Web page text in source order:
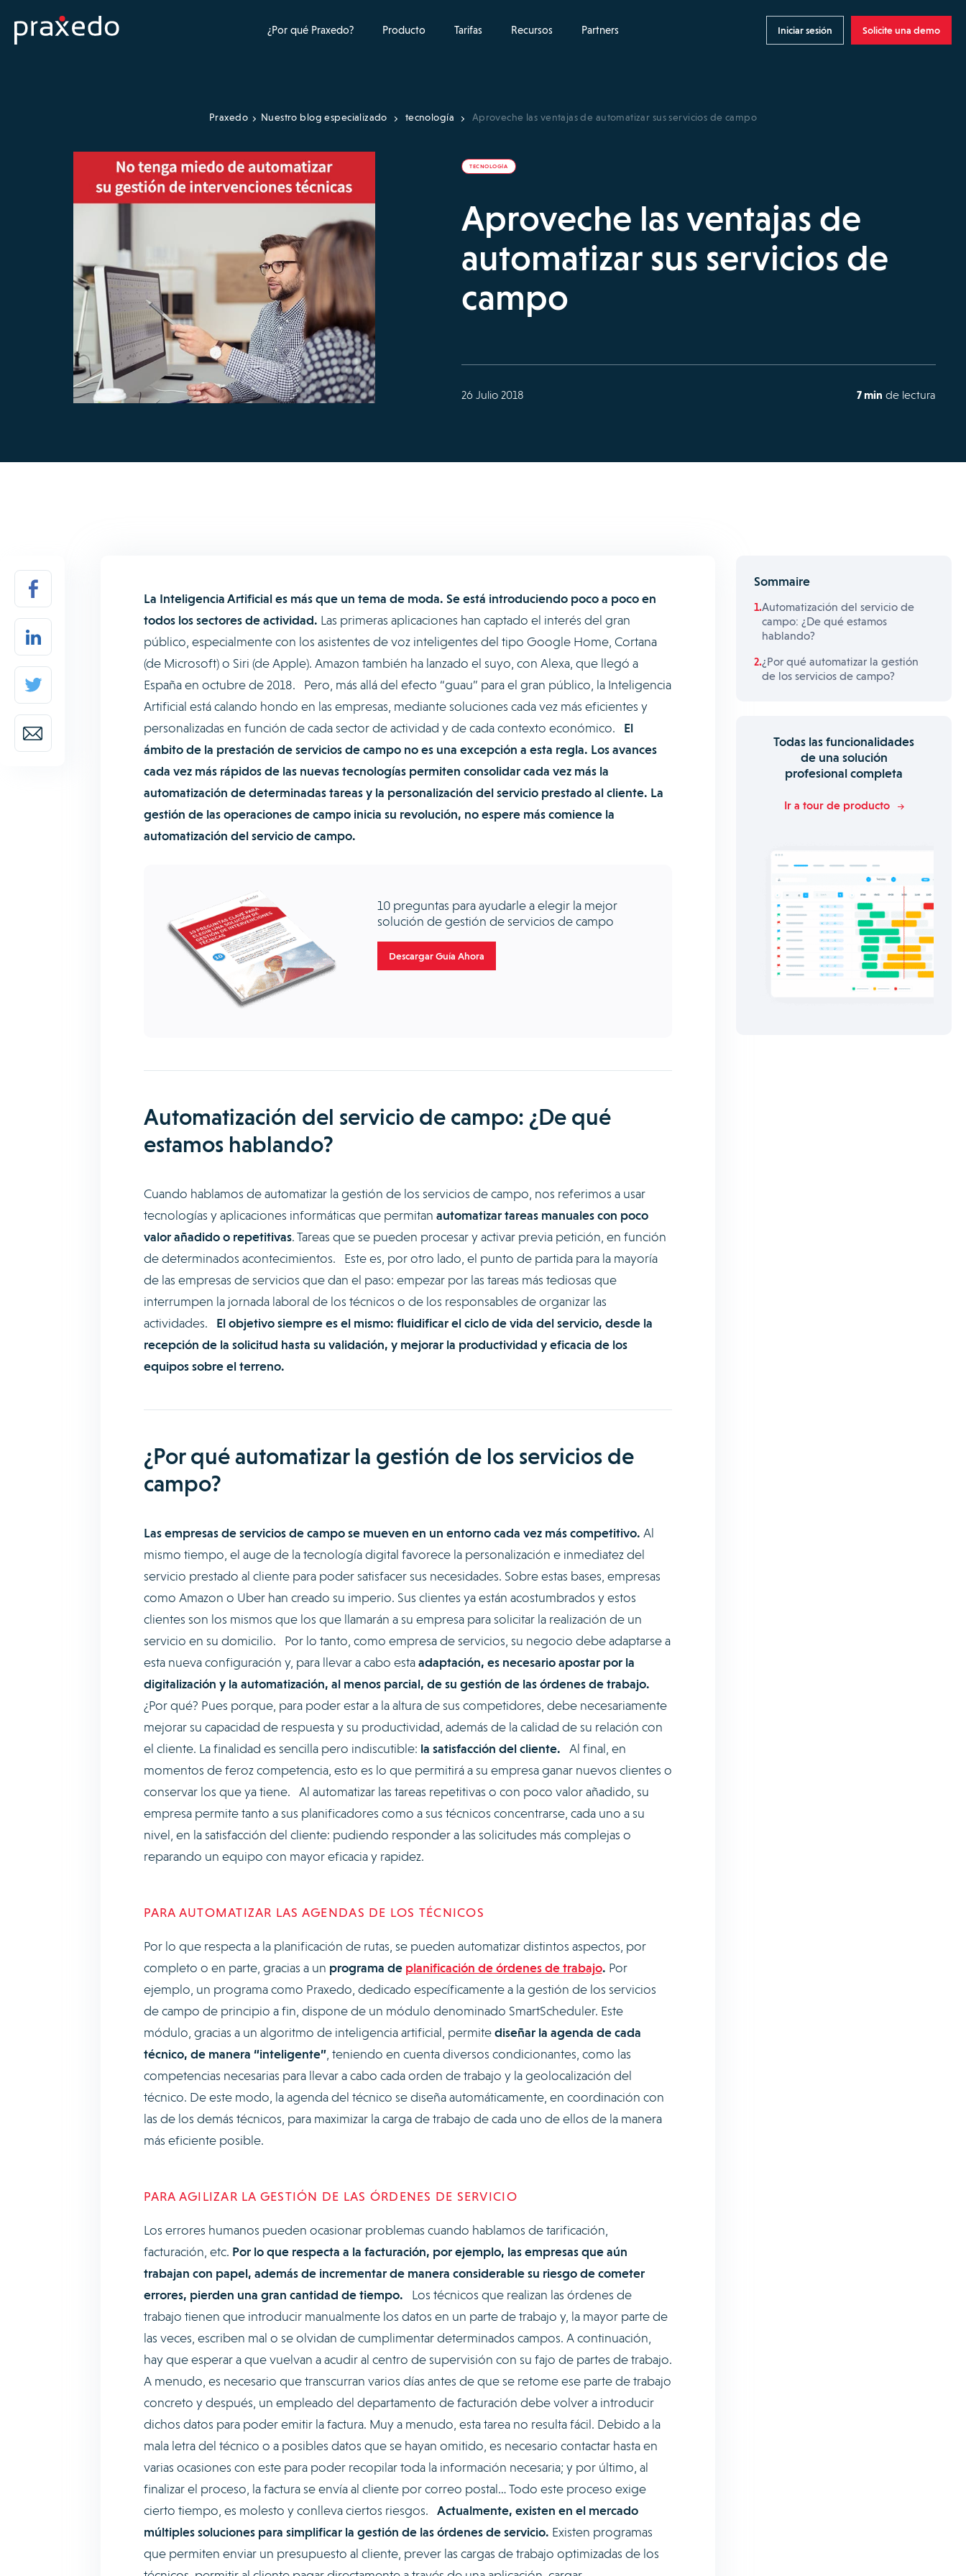
¿Por qué Praxedo? Producto Tarifas Recursos Partners Iniciar sesión Solicite una demo
Praxedo Nuestro blog especializado tecnología Aproveche las ventajas de automatizar sus servicios de campo
TECNOLOGÍA
Aproveche las ventajas de
automatizar sus servicios de
campo
26 Julio 2018 7 min de lectura
La Inteligencia Artificial es más que un tema de moda. Se está introduciendo poco a poco en
todos los sectores de actividad. Las primeras aplicaciones han captado el interés del gran
público, especialmente con los asistentes de voz inteligentes del tipo Google Home, Cortana
(de Microsoft) o Siri (de Apple). Amazon también ha lanzado el suyo, con Alexa, que llegó a
España en octubre de 2018. Pero, más allá del efecto “guau” para el gran público, la Inteligencia
Artificial está calando hondo en las empresas, mediante soluciones cada vez más eficientes y
personalizadas en función de cada sector de actividad y de cada contexto económico. El
ámbito de la prestación de servicios de campo no es una excepción a esta regla. Los avances
cada vez más rápidos de las nuevas tecnologías permiten consolidar cada vez más la
automatización de determinadas tareas y la personalización del servicio prestado al cliente. La
gestión de las operaciones de campo inicia su revolución, no espere más comience la
automatización del servicio de campo.
10 preguntas para ayudarle a elegir la mejor
solución de gestión de servicios de campo
Descargar Guía Ahora
Automatización del servicio de campo: ¿De qué
estamos hablando?
Cuando hablamos de automatizar la gestión de los servicios de campo, nos referimos a usar
tecnologías y aplicaciones informáticas que permitan automatizar tareas manuales con poco
valor añadido o repetitivas. Tareas que se pueden procesar y activar previa petición, en función
de determinados acontecimientos. Este es, por otro lado, el punto de partida para la mayoría
de las empresas de servicios que dan el paso: empezar por las tareas más tediosas que
interrumpen la jornada laboral de los técnicos o de los responsables de organizar las
actividades. El objetivo siempre es el mismo: fluidificar el ciclo de vida del servicio, desde la
recepción de la solicitud hasta su validación, y mejorar la productividad y eficacia de los
equipos sobre el terreno.
¿Por qué automatizar la gestión de los servicios de
campo?
Las empresas de servicios de campo se mueven en un entorno cada vez más competitivo. Al
mismo tiempo, el auge de la tecnología digital favorece la personalización e inmediatez del
servicio prestado al cliente para poder satisfacer sus necesidades. Sobre estas bases, empresas
como Amazon o Uber han creado su imperio. Sus clientes ya están acostumbrados y estos
clientes son los mismos que los que llamarán a su empresa para solicitar la realización de un
servicio en su domicilio. Por lo tanto, como empresa de servicios, su negocio debe adaptarse a
esta nueva configuración y, para llevar a cabo estaadaptación, es necesario apostar por la
digitalización y la automatización, al menos parcial, de su gestión de las órdenes de trabajo.
¿Por qué? Pues porque, para poder estar a la altura de sus competidores, debe necesariamente
mejorar su capacidad de respuesta y su productividad, además de la calidad de su relación con
el cliente. La finalidad es sencilla pero indiscutible: la satisfacción del cliente. Al final, en
momentos de feroz competencia, esto es lo que permitirá a su empresa ganar nuevos clientes o
conservar los que ya tiene. Al automatizar las tareas repetitivas o con poco valor añadido, su
empresa permite tanto a sus planificadores como a sus técnicos concentrarse, cada uno a su
nivel, en la satisfacción del cliente: pudiendo responder a las solicitudes más complejas o
reparando un equipo con mayor eficacia y rapidez.
PARA AUTOMATIZAR LAS AGENDAS DE LOS TÉCNICOS
Por lo que respecta a la planificación de rutas, se pueden automatizar distintos aspectos, por
completo o en parte, gracias a un programa de planificación de órdenes de trabajo. Por
ejemplo, un programa como Praxedo, dedicado específicamente a la gestión de los servicios
de campo de principio a fin, dispone de un módulo denominado SmartScheduler. Este
módulo, gracias a un algoritmo de inteligencia artificial, permitediseñar la agenda de cada
técnico, de manera “inteligente”, teniendo en cuenta diversos condicionantes, como las
competencias necesarias para llevar a cabo cada orden de trabajo y la geolocalización del
técnico. De este modo, la agenda del técnico se diseña automáticamente, en coordinación con
las de los demás técnicos, para maximizar la carga de trabajo de cada uno de ellos de la manera
más eficiente posible.
PARA AGILIZAR LA GESTIÓN DE LAS ÓRDENES DE SERVICIO
Los errores humanos pueden ocasionar problemas cuando hablamos de tarificación,
facturación, etc. Por lo que respecta a la facturación, por ejemplo, las empresas que aún
trabajan con papel, además de incrementar de manera considerable su riesgo de cometer
errores, pierden una gran cantidad de tiempo. Los técnicos que realizan las órdenes de
trabajo tienen que introducir manualmente los datos en un parte de trabajo y, la mayor parte de
las veces, escriben mal o se olvidan de cumplimentar determinados campos. A continuación,
hay que esperar a que vuelvan a acudir al centro de supervisión con su fajo de partes de trabajo.
A menudo, es necesario que transcurran varios días antes de que se retome ese parte de trabajo
concreto y después, un empleado del departamento de facturación debe volver a introducir
dichos datos para poder emitir la factura. Muy a menudo, esta tarea no resulta fácil. Debido a la
mala letra del técnico o a posibles datos que se hayan omitido, es necesario contactar hasta en
varias ocasiones con este para poder recopilar toda la información necesaria; y por último, al
finalizar el proceso, la factura se envía al cliente por correo postal… Todo este proceso exige
cierto tiempo, es molesto y conlleva ciertos riesgos. Actualmente, existen en el mercado
múltiples soluciones para simplificar la gestión de las órdenes de servicio. Existen programas
que permiten enviar un presupuesto al cliente, prever las cargas de trabajo optimizadas de los
Sommaire
Automatización del servicio de
campo: ¿De qué estamos
hablando?
¿Por qué automatizar la gestión
de los servicios de campo?
Todas las funcionalidades
de una solución
profesional completa
Ir a tour de producto